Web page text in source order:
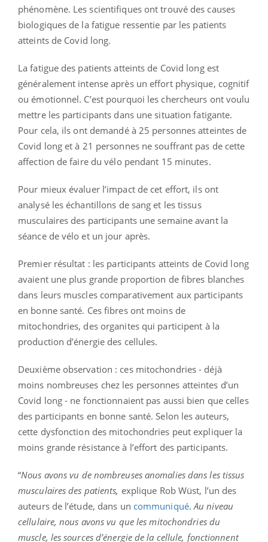
phénomène. Les scientifiques ont trouvé des causes
biologiques de la fatigue ressentie par les patients
atteints de Covid long.
La fatigue des patients atteints de Covid long est
généralement intense après un effort physique, cognitif
ou émotionnel. C’est pourquoi les chercheurs ont voulu
mettre les participants dans une situation fatigante.
Pour cela, ils ont demandé à 25 personnes atteintes de
Covid long et à 21 personnes ne souffrant pas de cette
affection de faire du vélo pendant 15 minutes.
Pour mieux évaluer l’impact de cet effort, ils ont
analysé les échantillons de sang et les tissus
musculaires des participants une semaine avant la
séance de vélo et un jour après.
Premier résultat : les participants atteints de Covid long
avaient une plus grande proportion de fibres blanches
dans leurs muscles comparativement aux participants
en bonne santé. Ces fibres ont moins de
mitochondries, des organites qui participent à la
production d’énergie des cellules.
Deuxième observation : ces mitochondries - déjà
moins nombreuses chez les personnes atteintes d’un
Covid long - ne fonctionnaient pas aussi bien que celles
des participants en bonne santé. Selon les auteurs,
cette dysfonction des mitochondries peut expliquer la
moins grande résistance à l’effort des participants.
“Nous avons vu de nombreuses anomalies dans les tissus
musculaires des patients, explique Rob Wüst, l’un des
auteurs de l’étude, dans un communiqué.Au niveau
cellulaire, nous avons vu que les mitochondries du
muscle, les sources d’énergie de la cellule, fonctionnent